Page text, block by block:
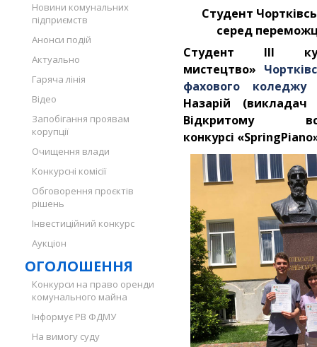
Новини комунальних
підприємств
Анонси подій
Актуально
Гаряча лінія
Відео
Запобігання проявам
корупції
Очищення влади
Конкурсні комісії
Обговорення проєктів
рішень
Інвестиційний конкурс
Аукціон
ОГОЛОШЕННЯ
Конкурси на право оренди
комунального майна
Інформує РВ ФДМУ
На вимогу суду
Студент
серед
Студент III
мистецтво»
фахового коледжу
Назарій
Відкритому
конкурсі «SpringPіano